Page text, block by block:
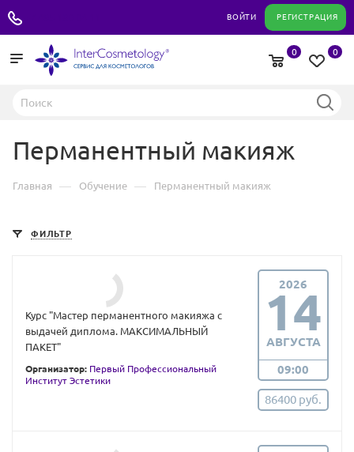
ВОЙТИ РЕГИСТРАЦИЯ
0
0
Перманентный макияж
Главная — Обучение — Перманентный макияж
ФИЛЬТР
Курс "Мастер перманентного макияжа с
выдачей диплома. МАКСИМАЛЬНЫЙ
ПАКЕТ"
Организатор: Первый Профессиональный
Институт Эстетики
2026
14
АВГУСТА
09:00
86400 руб.